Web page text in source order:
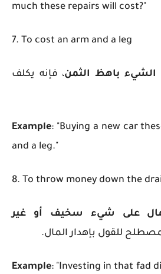
much these repairs will cost?"
7. To cost an arm and a leg
الشيء باهظ الثمن، فإنه يكلف
Example: "Buying a new car
and a leg."
8. To throw money down the
على شيء سخيف أو غير
للقول بإهدار المال.
Example: "Investing in that fad